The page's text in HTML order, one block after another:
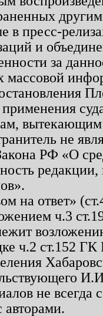
в пресс-
и
за
массовой
вытекающим
не
РФ «О
на ответ»
ч.3
ч.2 ст.152
не
авторами.